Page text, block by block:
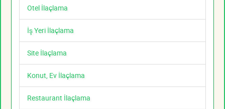
Otel İlaçlama
İş Yeri İlaçlama
Site İlaçlama
Konut, Ev İlaçlama
Restaurant İlaçlama